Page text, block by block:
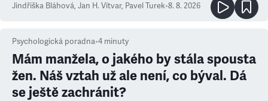
Jindřiška Bláhová, Jan H. Vitvar, Pavel Turek•8. 8. 2026
Psychologická poradna•4 minuty
Mám manžela, o jakého by stála spousta
žen. Náš vztah už ale není, co býval. Dá
se ještě zachránit?